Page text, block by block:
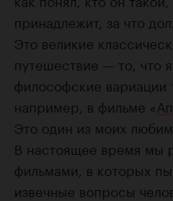
принадлежит, за что
Это великие
путешествие — то, что
философские вариации
например, в фильме «
Это один из моих
В настоящее время мы
фильмами, в которых
извечные вопросы